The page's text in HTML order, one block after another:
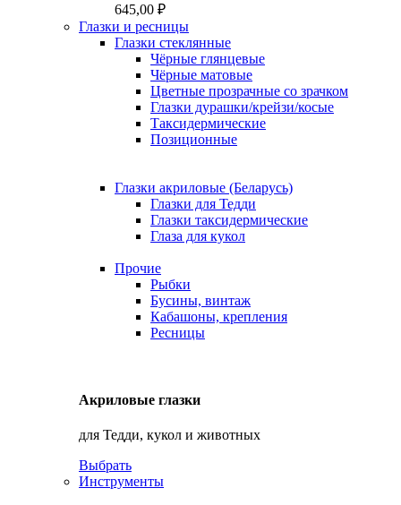
645,00 ₽
Глазки и ресницы
Глазки стеклянные
Чёрные глянцевые
Чёрные матовые
Цветные прозрачные со зрачком
Глазки дурашки/крейзи/косые
Таксидермические
Позиционные
Глазки акриловые (Беларусь)
Глазки для Тедди
Глазки таксидермические
Глаза для кукол
Прочие
Рыбки
Бусины, винтаж
Кабашоны, крепления
Ресницы
Акриловые глазки
для Тедди, кукол и животных
Выбрать
Инструменты